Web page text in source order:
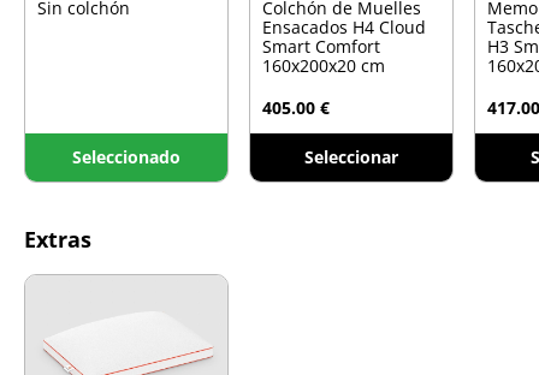
Sin colchón
Seleccionado
Colchón de Muelles
Ensacados H4 Cloud
Smart Comfort
160x200x20 cm
405.00 €
Seleccionar
H3
Extras